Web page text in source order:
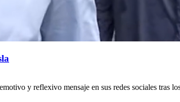
y reflexivo mensaje en sus redes sociales tras